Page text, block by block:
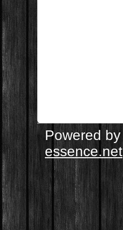
Powered by
essence.net